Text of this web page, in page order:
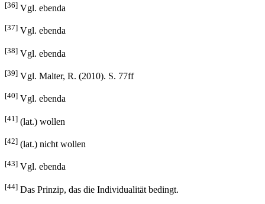
[36] Vgl. ebenda
[37] Vgl. ebenda
[38] Vgl. ebenda
[39] Vgl. Malter, R. (2010). S. 77ff
[40] Vgl. ebenda
[41] (lat.) wollen
[42] (lat.) nicht wollen
[43] Vgl. ebenda
[44] Das Prinzip, das die Individualität bedingt.